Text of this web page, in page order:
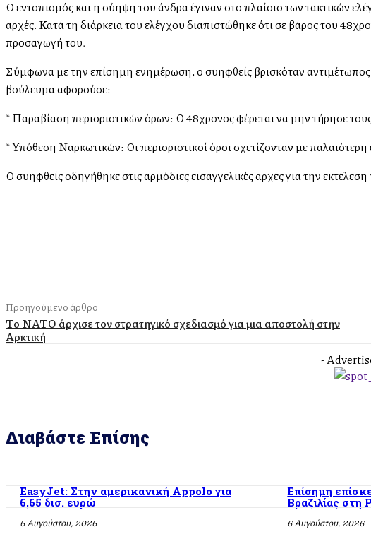
Ο εντοπισμός και η σύλληψη του άνδρα έγιναν στο πλαίσιο των τακτικών
αρχές. Κατά τη διάρκεια του ελέγχου διαπιστώθηκε ότι σε βάρος του
προσαγωγή του.
Σύμφωνα με την επίσημη ενημέρωση, ο συλληφθείς βρισκόταν
βούλευμα αφορούσε:
* Παραβίαση περιοριστικών όρων: Ο 48χρονος φέρεται να μην τήρησε
* Υπόθεση Ναρκωτικών: Οι περιοριστικοί όροι σχετίζονταν με
Ο συλληφθείς οδηγήθηκε στις αρμόδιες εισαγγελικές αρχές για την
Προηγούμενο άρθρο
Το ΝΑΤΟ άρχισε τον στρατηγικό σχεδιασμό για μια αποστολή στην
Αρκτική
-
Διαβάστε Επίσης
EasyJet: Στην αμερικανική Appolo για
6,65 δισ. ευρώ
6 Αυγούστου, 2026
Επίσημη
Βραζιλίας στη
6 Αυγούστου, 2026